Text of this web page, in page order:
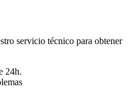
servicio técnico para obtener
24h.